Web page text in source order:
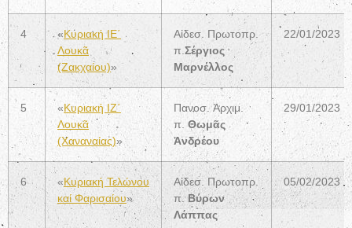
4 «Κυριακή ΙΕ΄
Λουκᾶ
(Ζακχαίου)»
Αἰδεσ. Πρωτοπρ.
π. Σέργιος
Μαρνέλλος
22/01/2023
5 «Κυριακή ΙZ΄
Λουκᾶ
(Χαναναίας)»
Πανοσ. Ἀρχιμ.
π. Θωμᾶς
Ἀνδρέου
29/01/2023
6 «Κυριακή Τελώνου
καί Φαρισαίου»
Αἰδεσ. Πρωτοπρ.
π.Βύρων
Λάππας
05/02/2023